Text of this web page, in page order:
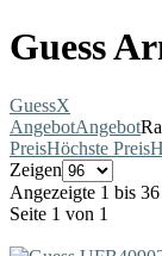
Guess
GuessX
AngebotAngebot
PreisHöchste Preis
Zeigen
Angezeigte 1 bis
Seite 1 von 1